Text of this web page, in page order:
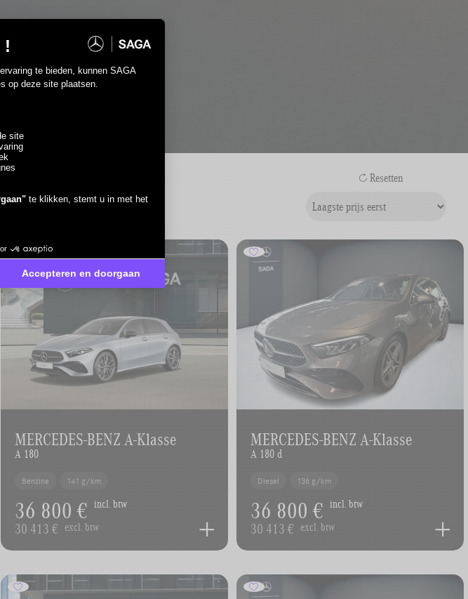
Resetten
MERCEDES-BENZ A-Klasse
A 180
Benzine 141 g/km
36 800 € incl. btw
30 413 € excl. btw
MERCEDES-BENZ A-Klasse
A 180 d
Diesel 136 g/km
36 800 € incl. btw
30 413 € excl. btw